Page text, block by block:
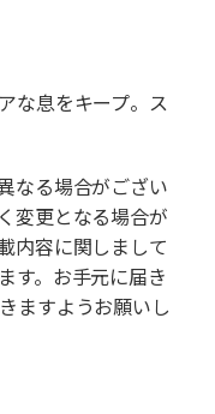
な息をキープ。ス
なる場合がござい
変更となる場合が
内容に関しまして
す。お手元に届き
ますようお願いし